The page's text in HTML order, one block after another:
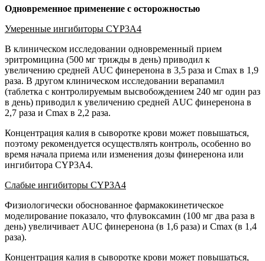
Одновременное применение с осторожностью
Умеренные ингибиторы CYP3A4
В клиническом исследовании одновременный прием
эритромицина (500 мг трижды в день) приводил к
увеличению средней AUC финеренона в 3,5 раза и Cmax в 1,9
раза. В другом клиническом исследовании верапамил
(таблетка с контролируемым высвобождением 240 мг один раз
в день) приводил к увеличению средней AUC финеренона в
2,7 раза и Cmax в 2,2 раза.
Концентрация калия в сыворотке крови может повышаться,
поэтому рекомендуется осуществлять контроль, особенно во
время начала приема или изменения дозы финеренона или
ингибитора CYP3A4.
Слабые ингибиторы CYP3A4
Физиологически обоснованное фармакокинетическое
моделирование показало, что флувоксамин (100 мг два раза в
день) увеличивает AUC финеренона (в 1,6 раза) и Cmax (в 1,4
раза).
Концентрация калия в сыворотке крови может повышаться,